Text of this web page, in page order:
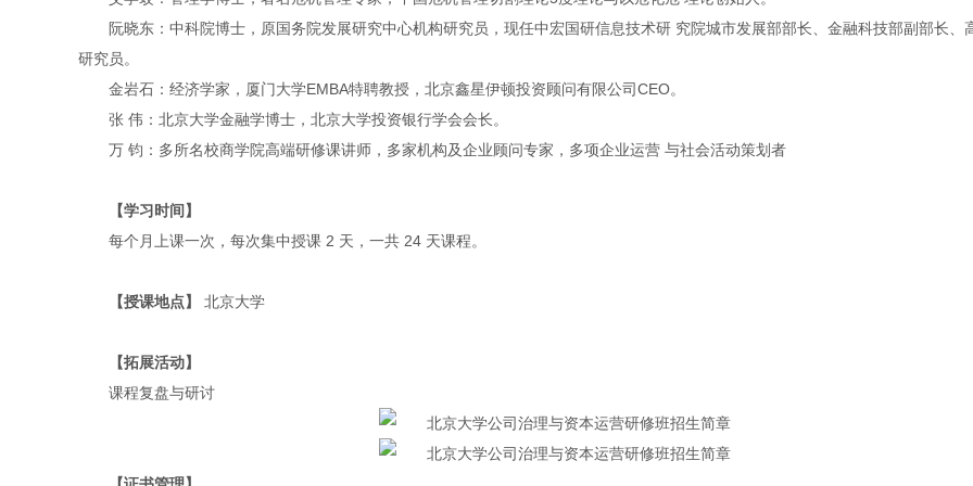
阮晓东：中科院博士，原国务院发展研究中心机构研究员，现任中宏国研信息技术研 究院城市发展部部长、金融科技部副部长、
研究员。
金岩石：经济学家，厦门大学EMBA特聘教授，北京鑫星伊顿投资顾问有限公司CEO。
张 伟：北京大学金融学博士，北京大学投资银行学会会长。
万 钧：多所名校商学院高端研修课讲师，多家机构及企业顾问专家，多项企业运营 与社会活动策划者
【学习时间】
每个月上课一次，每次集中授课 2 天，一共 24 天课程。
【授课地点】 北京大学
【拓展活动】
课程复盘与研讨